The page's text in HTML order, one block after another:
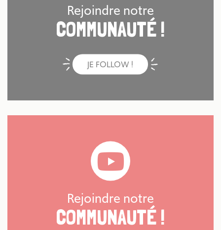
Rejoindre notre
COMMUNAUTÉ !
JE FOLLOW !
Rejoindre notre
COMMUNAUTÉ !